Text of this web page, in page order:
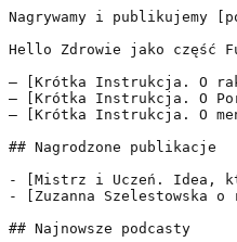
Nagrywamy i publikujemy
Hello Zdrowie jako część
– [Krótka Instrukcja. O
– [Krótka Instrukcja. O
– [Krótka Instrukcja. O
## Nagrodzone publikacje
- [Mistrz i Uczeń. Idea,
- [Zuzanna Szelestowska
## Najnowsze podcasty